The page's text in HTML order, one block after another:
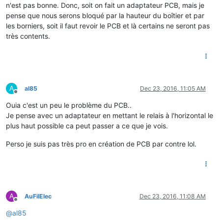
n'est pas bonne. Donc, soit on fait un adaptateur PCB, mais je
pense que nous serons bloqué par la hauteur du boîtier et par
les borniers, soit il faut revoir le PCB et là certains ne seront pas
très contents.
A
Offline
al85 Dec 23, 2016, 11:05 AM
Ouia c'est un peu le problème du PCB..
Je pense avec un adaptateur en mettant le relais à l'horizontal le
plus haut possible ca peut passer a ce que je vois.
Perso je suis pas très pro en création de PCB par contre lol.
A
Offline
AuFilElec Dec 23, 2016, 11:08 AM
@al85